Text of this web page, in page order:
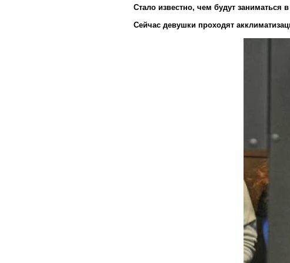
Стало известно, чем будут заниматься
Сейчас девушки проходят